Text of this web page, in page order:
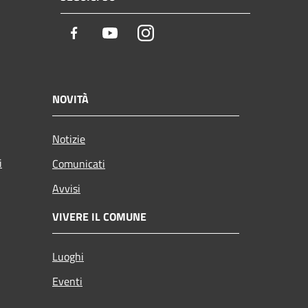
Facebook YoutubeInstagram
NOVITÀ
Notizie
Comunicati
Avvisi
VIVERE IL COMUNE
Luoghi
Eventi